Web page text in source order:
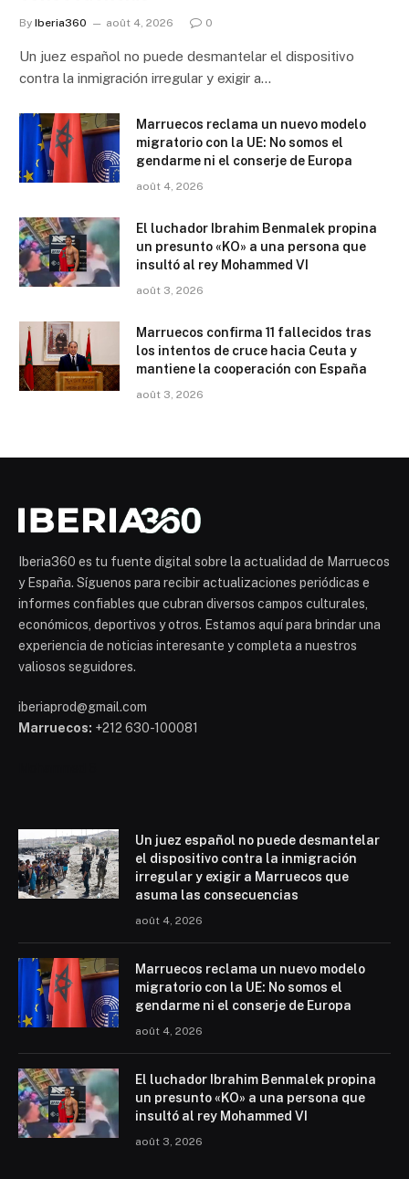
By Iberia360 août 4, 2026 0
Un juez español no puede desmantelar el dispositivo
contra la inmigración irregular y exigir a…
Marruecos reclama un nuevo modelo
migratorio con la UE: No somos el
gendarme ni el conserje de Europa
août 4, 2026
El luchador Ibrahim Benmalek propina
un presunto «KO» a una persona que
insultó al rey Mohammed VI
août 3, 2026
Marruecos confirma 11 fallecidos tras
los intentos de cruce hacia Ceuta y
mantiene la cooperación con España
août 3, 2026
Iberia360 es tu fuente digital sobre la actualidad de Marruecos
y España. Síguenos para recibir actualizaciones periódicas e
informes confiables que cubran diversos campos culturales,
económicos, deportivos y otros. Estamos aquí para brindar una
experiencia de noticias interesante y completa a nuestros
valiosos seguidores.
iberiaprod@gmail.com
Marruecos: +212 630-100081
Un juez español no puede desmantelar
el dispositivo contra la inmigración
irregular y exigir a Marruecos que
asuma las consecuencias
août 4, 2026
Marruecos reclama un nuevo modelo
migratorio con la UE: No somos el
gendarme ni el conserje de Europa
août 4, 2026
El luchador Ibrahim Benmalek propina
un presunto «KO» a una persona que
insultó al rey Mohammed VI
août 3, 2026